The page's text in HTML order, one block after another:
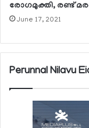
രോഗമുക്തി, രണ്ട്
June 17, 2021
Perunnal Nilavu